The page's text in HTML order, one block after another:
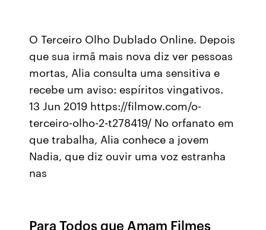
O Terceiro Olho Dublado Online. Depois
que sua irmã mais nova diz ver pessoas
mortas, Alia consulta uma sensitiva e
recebe um aviso: espíritos vingativos.
13 Jun 2019 https://filmow.com/o-
terceiro-olho-2-t278419/ No orfanato em
que trabalha, Alia conhece a jovem
Nadia, que diz ouvir uma voz estranha
nas
Para Todos que Amam Filmes